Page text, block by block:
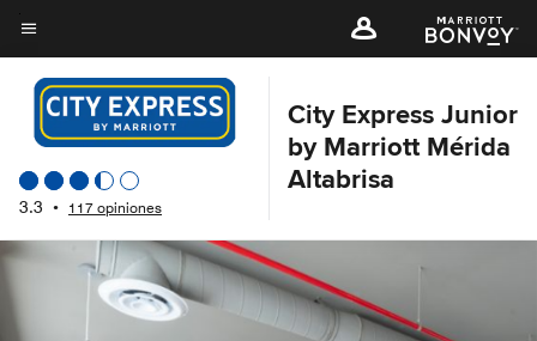
Skip
to
main
content
Texto del menú
3.3 • 117 opiniones
City Express Junior
by Marriott Mérida
Altabrisa